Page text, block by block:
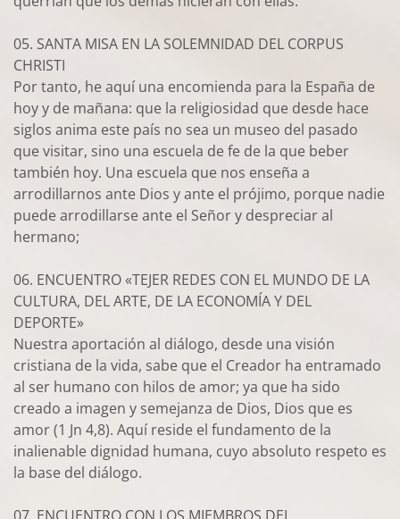
05. SANTA MISA EN LA SOLEMNIDAD DEL CORPUS
CHRISTI
Por tanto, he aquí una encomienda para la España de
hoy y de mañana: que la religiosidad que desde hace
siglos anima este país no sea un museo del pasado
que visitar, sino una escuela de fe de la que beber
también hoy. Una escuela que nos enseña a
arrodillarnos ante Dios y ante el prójimo, porque nadie
puede arrodillarse ante el Señor y despreciar al
hermano;
06. ENCUENTRO «TEJER REDES CON EL MUNDO DE LA
CULTURA, DEL ARTE, DE LA ECONOMÍA Y DEL
DEPORTE»
Nuestra aportación al diálogo, desde una visión
cristiana de la vida, sabe que el Creador ha entramado
al ser humano con hilos de amor; ya que ha sido
creado a imagen y semejanza de Dios, Dios que es
amor (1 Jn 4,8). Aquí reside el fundamento de la
inalienable dignidad humana, cuyo absoluto respeto es
la base del diálogo.